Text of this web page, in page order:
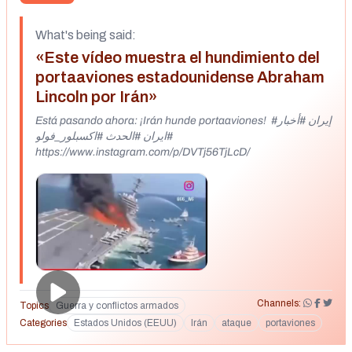
What's being said:
«Este vídeo muestra el hundimiento del
portaaviones estadounidense Abraham
Lincoln por Irán»
Está pasando ahora: ¡Irán hunde portaaviones! ️ #إيران #أخبار
#ايران #الحدث #اكسبلور_فولو
https://www.instagram.com/p/DVTj56TjLcD/
Topics Guerra y conflictos armados
Channels:
Categories
Estados Unidos (EEUU) Irán ataque portaviones